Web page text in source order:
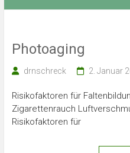
Photoaging
drnschreck 2. Januar
Risikofaktoren für
Zigarettenrauch
Risikofaktoren für